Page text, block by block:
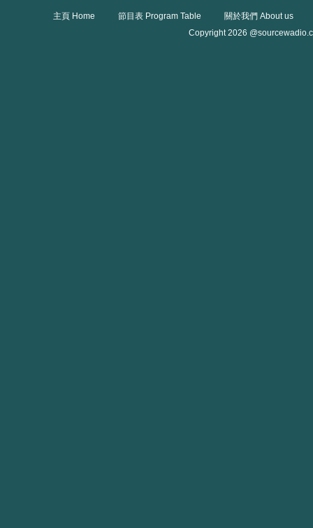
主頁 Home 節目表 Program Table
關於我們 About us
Copyright 2026